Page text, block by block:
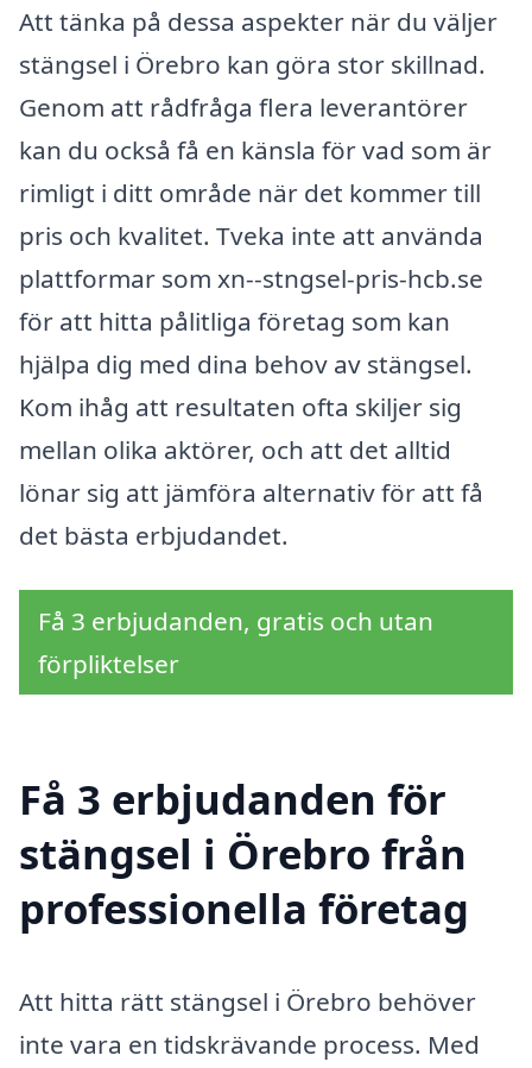
Att tänka på dessa aspekter när du väljer
stängsel i Örebro kan göra stor skillnad.
Genom att rådfråga flera leverantörer
kan du också få en känsla för vad som är
rimligt i ditt område när det kommer till
pris och kvalitet. Tveka inte att använda
plattformar som xn--stngsel-pris-hcb.se
för att hitta pålitliga företag som kan
hjälpa dig med dina behov av stängsel.
Kom ihåg att resultaten ofta skiljer sig
mellan olika aktörer, och att det alltid
lönar sig att jämföra alternativ för att få
det bästa erbjudandet.
Få 3 erbjudanden, gratis och utan
förpliktelser
Få 3 erbjudanden för
stängsel i Örebro från
professionella företag
Att hitta rätt stängsel i Örebro behöver
inte vara en tidskrävande process. Med